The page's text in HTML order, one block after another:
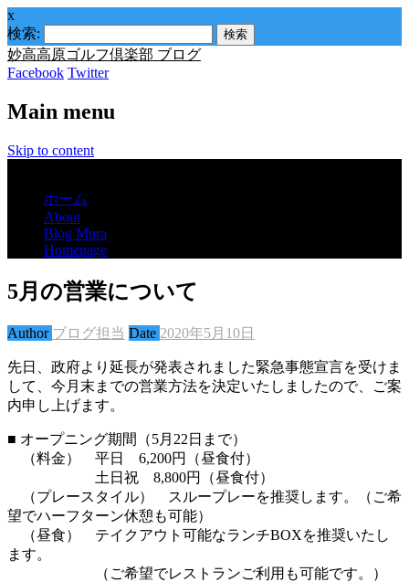
x
検索:
妙高高原ゴルフ倶楽部 ブログ
Facebook Twitter
Main menu
Skip to content
ホーム
About
Blog Mura
Homepage
5月の営業について
Author ブログ担当 Date 2020年5月10日
先日、政府より延長が発表されました緊急事態宣言を受けま
して、今月末までの営業方法を決定いたしましたので、ご案
内申し上げます。
■ オープニング期間（5月22日まで）
（料金） 平日 6,200円（昼食付）
土日祝 8,800円（昼食付）
（プレースタイル） スループレーを推奨します。（ご希
望でハーフターン休憩も可能）
（昼食） テイクアウト可能なランチBOXを推奨いたし
ます。
（ご希望でレストランご利用も可能です。）